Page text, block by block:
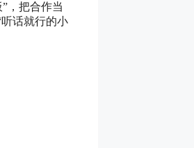
，把合作当
话就行的小